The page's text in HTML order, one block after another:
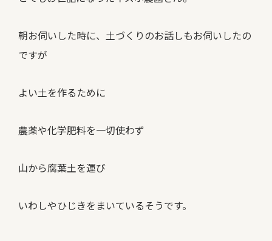
朝お伺いした時に、土づくりのお話しもお伺いしたの
ですが
よい土を作るために
農薬や化学肥料を一切使わず
山から腐葉土を運び
いわしやひじきをまいているそうです。